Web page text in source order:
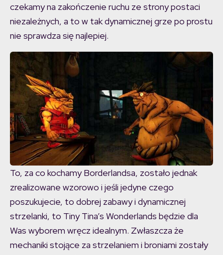
czekamy na zakończenie ruchu ze strony postaci
niezależnych, a to w tak dynamicznej grze po prostu
nie sprawdza się najlepiej.
To, za co kochamy Borderlandsa, zostało jednak
zrealizowane wzorowo i jeśli jedyne czego
poszukujecie, to dobrej zabawy i dynamicznej
strzelanki, to Tiny Tina’s Wonderlands będzie dla
Was wyborem wręcz idealnym. Zwłaszcza że
mechaniki stojące za strzelaniem i broniami zostały